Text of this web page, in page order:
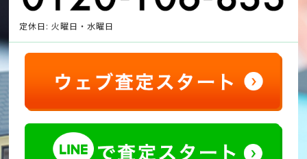
定休日: 火曜日・水曜日